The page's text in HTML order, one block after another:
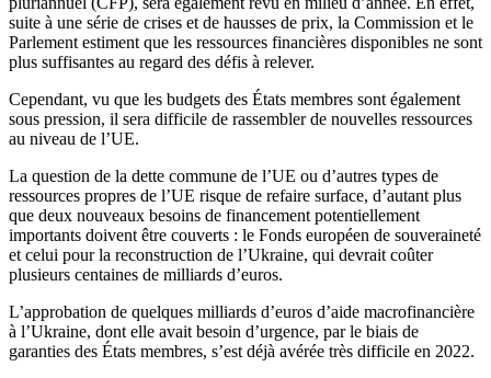
suite à une série de crises et de hausses de prix, la Commission et le
Parlement estiment que les ressources financières disponibles ne sont
plus suffisantes au regard des défis à relever.
Cependant, vu que les budgets des États membres sont également
sous pression, il sera difficile de rassembler de nouvelles ressources
au niveau de l’UE.
La question de la dette commune de l’UE ou d’autres types de
ressources propres de l’UE risque de refaire surface, d’autant plus
que deux nouveaux besoins de financement potentiellement
importants doivent être couverts : le Fonds européen de souveraineté
et celui pour la reconstruction de l’Ukraine, qui devrait coûter
plusieurs centaines de milliards d’euros.
L’approbation de quelques milliards d’euros d’aide macrofinancière
à l’Ukraine, dont elle avait besoin d’urgence, par le biais de
garanties des États membres, s’est déjà avérée très difficile en 2022.